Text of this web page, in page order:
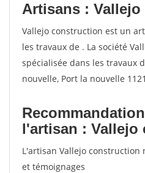
Artisans :
Vallejo construction est un
les travaux de . La société
spécialisée dans les travaux
nouvelle, Port la nouvelle
l'artisan : Vallejo
L'artisan Vallejo construction
et témoignages